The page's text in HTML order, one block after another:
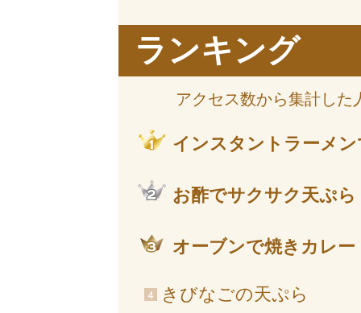
ランキング
アクセス数から集計した
インスタントラーメ
お酢でサクサク天ぷら
オーブンで焼きカレー
きびなごの天ぷら